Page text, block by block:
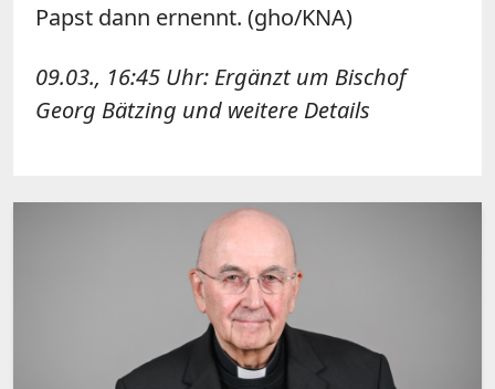
Papst dann ernennt. (gho/KNA)
09.03., 16:45 Uhr: Ergänzt um Bischof
Georg Bätzing und weitere Details